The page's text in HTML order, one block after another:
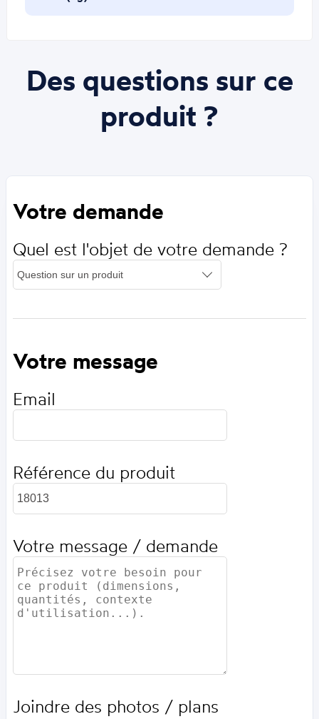
Des questions sur ce
produit ?
Votre demande
Quel est l'objet de votre demande ?
Votre message
Email
Référence du produit
Votre message / demande
Joindre des photos / plans